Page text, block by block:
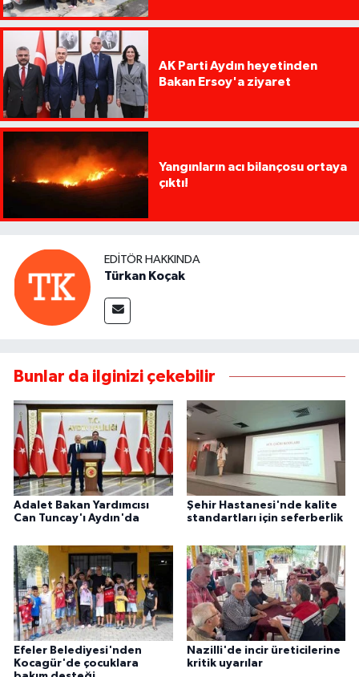
AK Parti Aydın heyetinden
Bakan Ersoy'a ziyaret
Yangınların acı bilançosu ortaya
çıktı!
EDITÖR HAKKINDA
Türkan Koçak
Bunlar da ilginizi çekebilir
Adalet Bakan Yardımcısı
Can Tuncay'ı Aydın'da
Şehir Hastanesi'nde kalite
standartları için seferberlik
Efeler Belediyesi'nden
Kocagür'de çocuklara
Nazilli'de incir üreticilerine
kritik uyarılar